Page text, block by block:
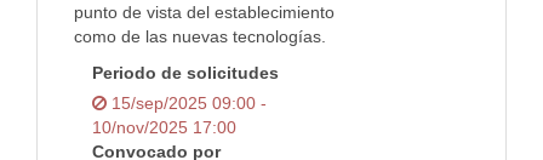
punto de vista del establecimiento
como de las nuevas tecnologías.
Periodo de solicitudes
15/sep/2025 09:00 -
10/nov/2025 17:00
Convocado por